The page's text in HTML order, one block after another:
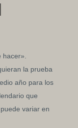
la prueba
año para los
que
variar en